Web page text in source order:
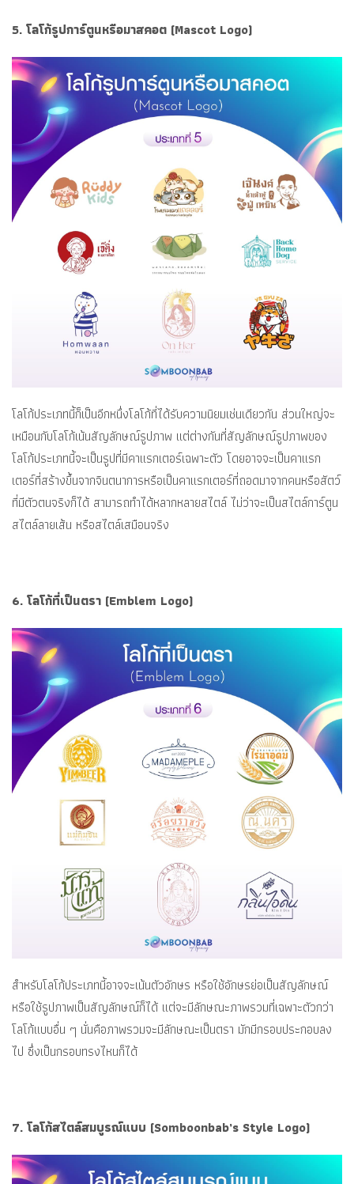
5. โลโก้รูปการ์ตูนหรือมาสคอต (Mascot Logo)
โลโก้ประเภทนี้ก็เป็นอีกหนึ่งโลโก้ที่ได้รับความนิยมเช่นเดียวกัน ส่วนใหญ่จะ
เหมือนกับโลโก้เน้นสัญลักษณ์รูปภาพ แต่ต่างกันที่สัญลักษณ์รูปภาพของ
โลโก้ประเภทนี้จะเป็นรูปที่มีคาแรกเตอร์เฉพาะตัว โดยอาจจะเป็นคาแรก
เตอร์ที่สร้างขึ้นจากจินตนาการหรือเป็นคาแรกเตอร์ที่ถอดมาจากคนหรือสัตว์
ที่มีตัวตนจริงก็ได้ สามารถทำได้หลากหลายสไตล์ ไม่ว่าจะเป็นสไตล์การ์ตูน
สไตล์ลายเส้น หรือสไตล์เสมือนจริง
6. โลโก้ที่เป็นตรา (Emblem Logo)
สำหรับโลโก้ประเภทนี้อาจจะเน้นตัวอักษร หรือใช้อักษรย่อเป็นสัญลักษณ์
หรือใช้รูปภาพเป็นสัญลักษณ์ก็ได้ แต่จะมีลักษณะภาพรวมที่เฉพาะตัวกว่า
โลโก้แบบอื่น ๆ นั่นคือภาพรวมจะมีลักษณะเป็นตรา มักมีกรอบประกอบลง
ไป ซึ่งเป็นกรอบทรงไหนก็ได้
7. โลโก้สไตล์สมบูรณ์แบบ (Somboonbab’s Style Logo)